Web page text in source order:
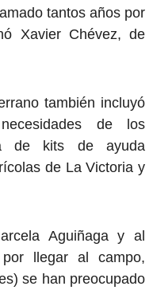
tantos años por
Xavier Chévez, de
también incluyó
de los
de kits de ayuda
de La Victoria y
Aguiñaga y al
llegar al campo,
se han preocupado